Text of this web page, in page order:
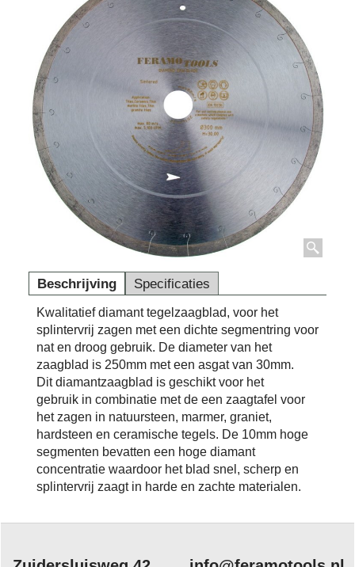
Beschrijving Specificaties
Kwalitatief diamant tegelzaagblad, voor het
splintervrij zagen met een dichte segmentring voor
nat en droog gebruik. De diameter van het
zaagblad is 250mm met een asgat van 30mm.
Dit diamantzaagblad is geschikt voor het
gebruik in combinatie met de een zaagtafel voor
het zagen in natuursteen, marmer, graniet,
hardsteen en ceramische tegels. De 10mm hoge
segmenten bevatten een hoge diamant
concentratie waardoor het blad snel, scherp en
splintervrij zaagt in harde en zachte materialen.